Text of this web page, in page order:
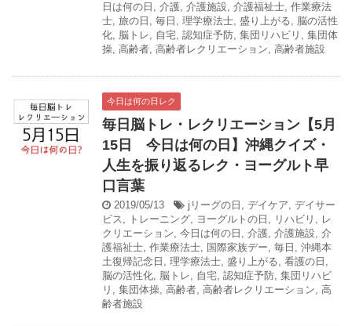
日は何の日 , 介護, 介護施設, 介護福祉士, 作業療法
士, 旅の日 , 毎日 , 理学療法士, 盛り上がる, 脳の活性
化, 脳トレ, 自宅, 認知症予防, 集団リハビリ , 集団体
操, 高齢者, 高齢者レクリエーション, 高齢者施設
今日は何の日レク
毎日脳トレ・レクリエーション【5月
15日 今日は何の日】沖縄クイズ・
人生を振り返るレク・ヨーグルト早
口言葉
2019/05/13 jリーグの日 , デイケア, デイサー
ビス, トレーニング, ヨーグルトの日 , リハビリ , レ
クリエーション, 今日は何の日 , 介護, 介護施設, 介
護福祉士, 作業療法士, 国際家族デー, 毎日 , 沖縄本
土復帰記念日 , 理学療法士, 盛り上がる, 看護の日 ,
脳の活性化, 脳トレ, 自宅, 認知症予防, 集団リハビ
リ , 集団体操, 高齢者, 高齢者レクリエーション, 高
齢者施設